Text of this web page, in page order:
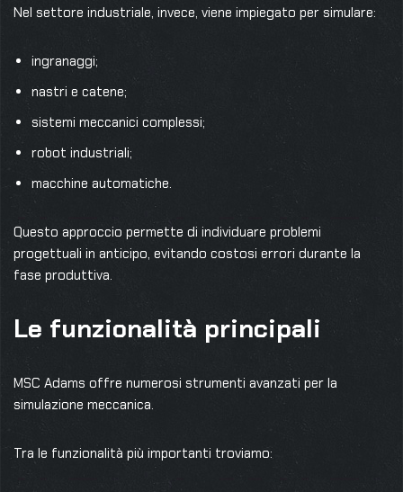
Nel settore industriale, invece, viene impiegato per simulare:
ingranaggi;
nastri e catene;
sistemi meccanici complessi;
robot industriali;
macchine automatiche.
Questo approccio permette di individuare problemi
progettuali in anticipo, evitando costosi errori durante la
fase produttiva.
Le funzionalità principali
MSC Adams offre numerosi strumenti avanzati per la
simulazione meccanica.
Tra le funzionalità più importanti troviamo: